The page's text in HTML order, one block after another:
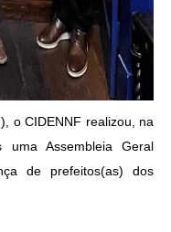
o CIDENNF realizou, na
Assembleia Geral
de prefeitos(as) dos